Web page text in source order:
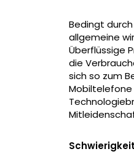
Bedingt
allgemeine
Überflüssige
die
sich so zum